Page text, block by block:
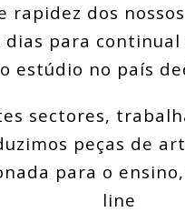
rapidez dos
para
estúdio no país
sectores,
peças de
para o
line